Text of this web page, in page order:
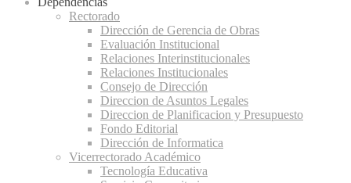
Rectorado
Dirección de Gerencia de Obras
Evaluación Institucional
Relaciones Interinstitucionales
Relaciones Institucionales
Consejo de Dirección
Direccion de Asuntos Legales
Direccion de Planificacion y Presupuesto
Fondo Editorial
Dirección de Informatica
Vicerrectorado Académico
Tecnología Educativa